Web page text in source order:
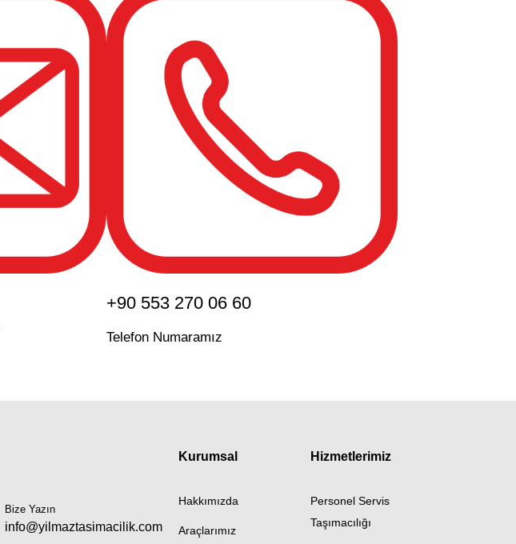
+90 553 270 06 60
Telefon Numaramız
Bize Yazın
info@yilmaztasimacilik.com
Kurumsal
Hakkımızda
Araçlarımız
Hizmetlerimiz
Personel Servis
Taşımacılığı